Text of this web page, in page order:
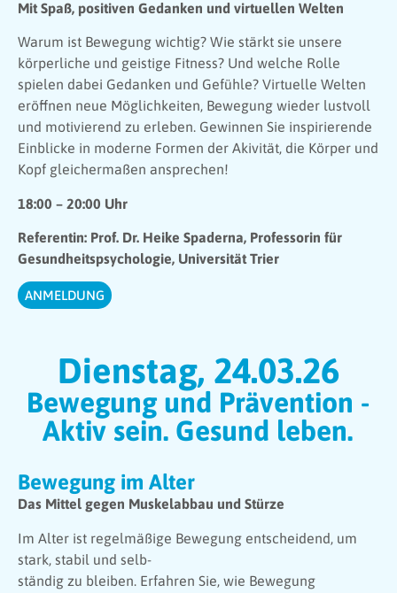
Mit Spaß, positiven Gedanken und virtuellen Welten
Warum ist Bewegung wichtig? Wie stärkt sie unsere
körperliche und geistige Fitness? Und welche Rolle
spielen dabei Gedanken und Gefühle? Virtuelle Welten
eröffnen neue Möglichkeiten, Bewegung wieder lustvoll
und motivierend zu erleben. Gewinnen Sie inspirierende
Einblicke in moderne Formen der Akivität, die Körper und
Kopf gleichermaßen ansprechen!
18:00 – 20:00 Uhr
Referentin: Prof. Dr. Heike Spaderna, Professorin für
Gesundheitspsychologie, Universität Trier
ANMELDUNG
Dienstag, 24.03.26
Bewegung und Prävention -
Aktiv sein. Gesund leben.
Bewegung im Alter
Das Mittel gegen Muskelabbau und Stürze
Im Alter ist regelmäßige Bewegung entscheidend, um
stark, stabil und selb-
ständig zu bleiben. Erfahren Sie, wie Bewegung